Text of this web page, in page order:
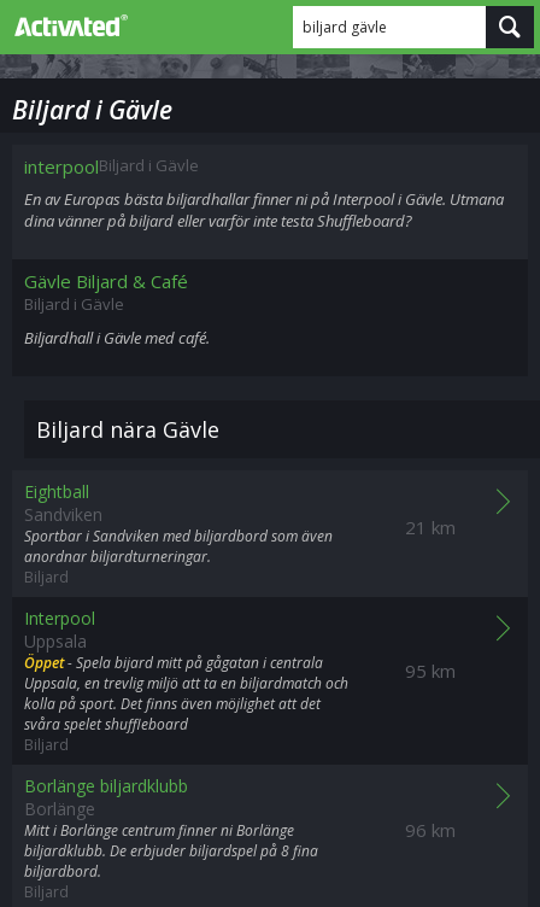
biljard gävle
Biljard i Gävle
interpoolBiljard i Gävle
En av Europas bästa biljardhallar finner ni på Interpool i Gävle. Utmana
dina vänner på biljard eller varför inte testa Shuffleboard?
Gävle Biljard & Café
Biljard i Gävle
Biljardhall i Gävle med café.
Biljard nära Gävle
21 km
Eightball
Sandviken
Sportbar i Sandviken med biljardbord som även
anordnar biljardturneringar.
Biljard
95 km
Interpool
Uppsala
Öppet- Spela bijard mitt på gågatan i centrala
Uppsala, en trevlig miljö att ta en biljardmatch och
kolla på sport. Det finns även möjlighet att det
svåra spelet shuffleboard
Biljard
96 km
Borlänge biljardklubb
Borlänge
Mitt i Borlänge centrum finner ni Borlänge
biljardklubb. De erbjuder biljardspel på 8 fina
biljardbord.
Biljard